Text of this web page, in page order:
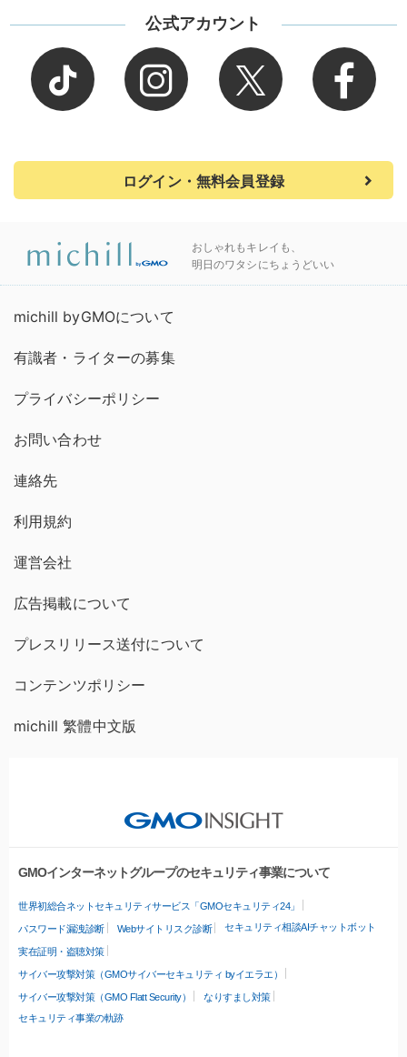
公式アカウント
ログイン・無料会員登録
おしゃれもキレイも、
明日のワタシにちょうどいい
michill byGMOについて
有識者・ライターの募集
プライバシーポリシー
お問い合わせ
連絡先
利用規約
運営会社
広告掲載について
プレスリリース送付について
コンテンツポリシー
michill 繁體中文版
GMOインターネットグループのセキュリティ事業について
世界初総合ネットセキュリティサービス「GMOセキュリティ24」
パスワード漏洩診断 Webサイトリスク診断 セキュリティ相談AIチャットボット
実在証明・盗聴対策
サイバー攻撃対策（GMOサイバーセキュリティ byイエラエ）
サイバー攻撃対策（GMO Flatt Security）
なりすまし対策
セキュリティ事業の軌跡